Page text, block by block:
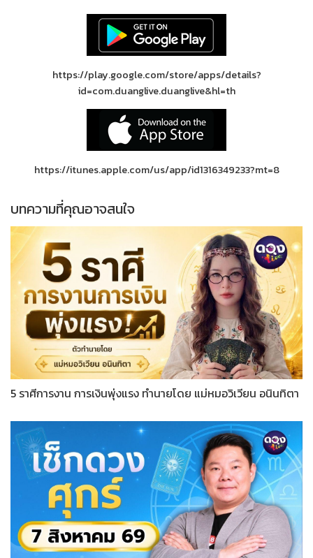
https://play.google.com/store/apps/details?
id=com.duanglive.duanglive&hl=th
https://itunes.apple.com/us/app/id1316349233?mt=8
บทความที่คุณอาจสนใจ
5 ราศีการงาน การเงินพุ่งแรง ทำนายโดย แม่หมอวิเวียน อนินทิตา